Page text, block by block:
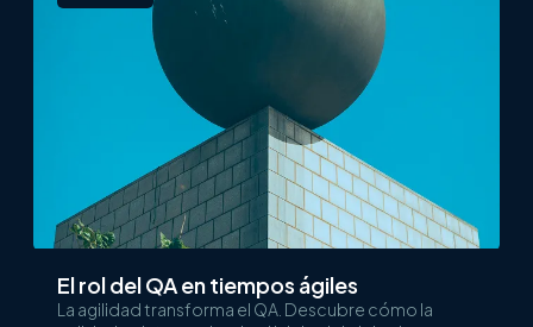
El rol del QA en tiempos ágiles
La agilidad transforma el QA. Descubre cómo la